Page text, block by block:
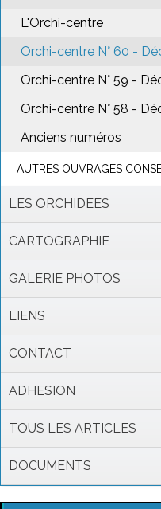
L'Orchi-centre
Orchi-centre N° 60 -
Orchi-centre N° 59 -
Orchi-centre N° 58 -
Anciens numéros
AUTRES OUVRAGES
LES ORCHIDEES
CARTOGRAPHIE
GALERIE PHOTOS
LIENS
CONTACT
ADHESION
TOUS LES ARTICLES
DOCUMENTS